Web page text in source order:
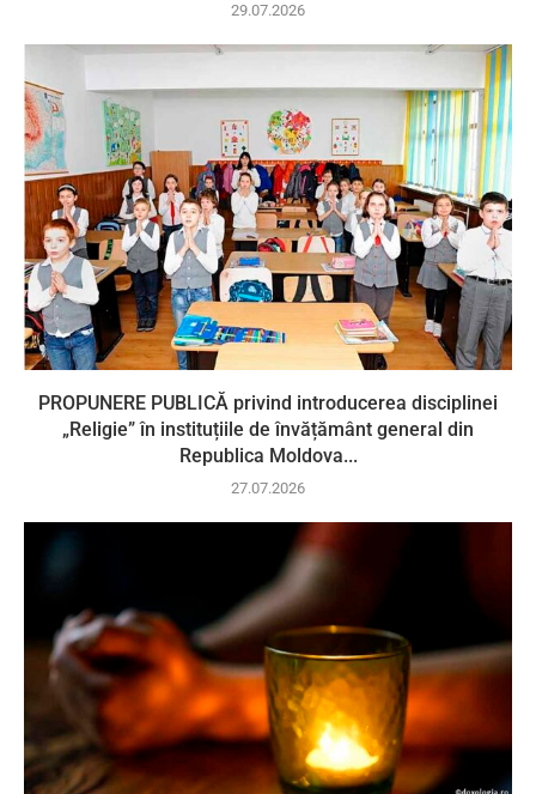
29.07.2026
PROPUNERE PUBLICĂ privind introducerea disciplinei
„Religie” în instituțiile de învățământ general din
Republica Moldova...
27.07.2026